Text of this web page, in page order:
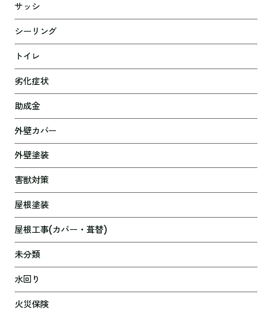
サッシ
シーリング
トイレ
劣化症状
助成金
外壁カバー
外壁塗装
害獣対策
屋根塗装
屋根工事(カバー・葺替)
未分類
水回り
火災保険